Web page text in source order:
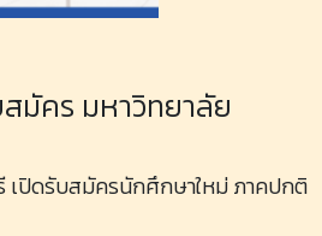
มัคร มหาวิทยาลัย
เปิดรับสมัครนักศึกษาใหม่ ภาคปกติ